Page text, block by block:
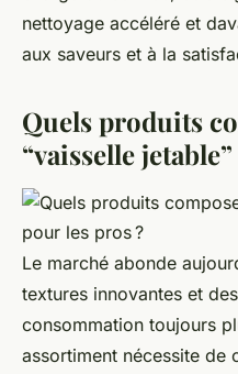
nettoyage accéléré et
aux saveurs et à la
Quels produits
“vaisselle
Le marché abonde
textures innovantes et
consommation toujours
assortiment nécessite de